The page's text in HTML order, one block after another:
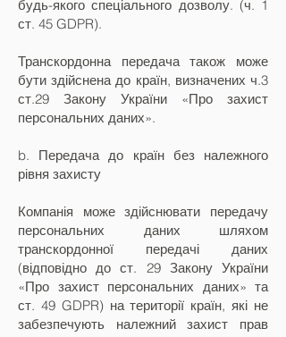
будь-якого спеціального дозволу. (ч. 1
ст. 45 GDPR).
Транскордонна передача також може
бути здійснена до країн, визначених ч.3
ст.29 Закону України «Про захист
персональних даних».
b. Передача до країн без належного
рівня захисту
Компанія може здійснювати передачу
персональних даних шляхом
транскордонної передачі даних
(відповідно до ст. 29 Закону України
«Про захист персональних даних» та
ст. 49 GDPR) на території країн, які не
забезпечують належний захист прав